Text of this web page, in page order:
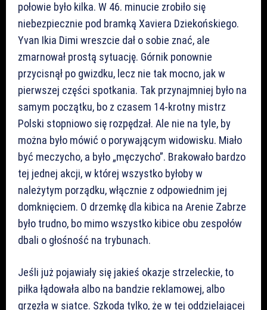
połowie było kilka. W 46. minucie zrobiło się
niebezpiecznie pod bramką Xaviera Dziekońskiego.
Yvan Ikia Dimi wreszcie dał o sobie znać, ale
zmarnował prostą sytuację. Górnik ponownie
przycisnął po gwizdku, lecz nie tak mocno, jak w
pierwszej części spotkania. Tak przynajmniej było na
samym początku, bo z czasem 14-krotny mistrz
Polski stopniowo się rozpędzał. Ale nie na tyle, by
można było mówić o porywającym widowisku. Miało
być meczycho, a było „męczycho”. Brakowało bardzo
tej jednej akcji, w której wszystko byłoby w
należytym porządku, włącznie z odpowiednim jej
domknięciem. O drzemkę dla kibica na Arenie Zabrze
było trudno, bo mimo wszystko kibice obu zespołów
dbali o głośność na trybunach.
Jeśli już pojawiały się jakieś okazje strzeleckie, to
piłka łądowała albo na bandzie reklamowej, albo
grzęzła w siatce. Szkoda tylko, że w tej oddzielającej